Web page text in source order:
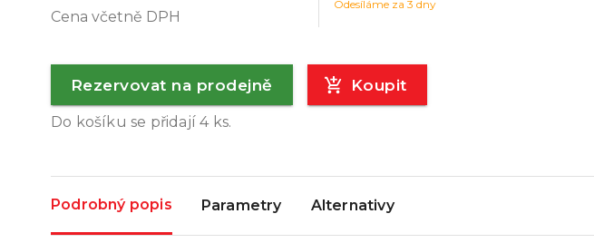
Cena včetně DPH
Odesíláme za 3 dny
Rezervovat na prodejně Koupit
Do košíku se přidají4ks.
Podrobný popis Parametry Alternativy